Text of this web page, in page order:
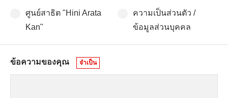
ศูนย์สาธิต "Hini Arata
Kan"
ความเป็นส่วนตัว /
ข้อมูลส่วนบุคคล
ข้อความของคุณ จำเป็น